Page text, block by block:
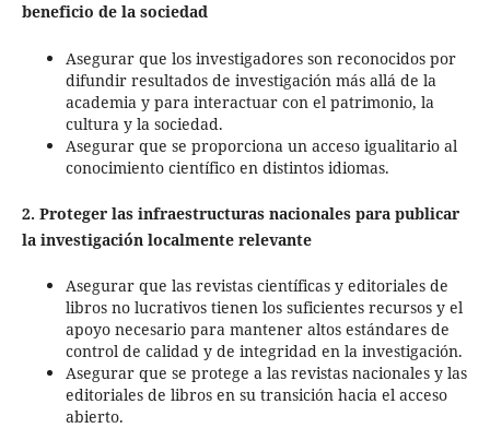
beneficio de la sociedad
Asegurar que los investigadores son reconocidos por
difundir resultados de investigación más allá de la
academia y para interactuar con el patrimonio, la
cultura y la sociedad.
Asegurar que se proporciona un acceso igualitario al
conocimiento científico en distintos idiomas.
2. Proteger las infraestructuras nacionales para publicar
la investigación localmente relevante
Asegurar que las revistas científicas y editoriales de
libros no lucrativos tienen los suficientes recursos y el
apoyo necesario para mantener altos estándares de
control de calidad y de integridad en la investigación.
Asegurar que se protege a las revistas nacionales y las
editoriales de libros en su transición hacia el acceso
abierto.